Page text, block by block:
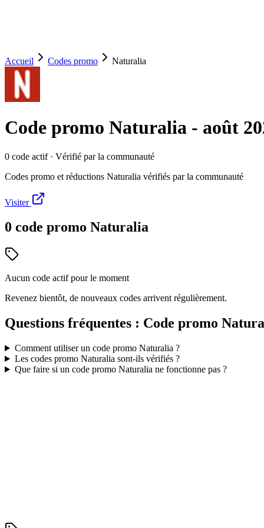
Accueil Codes promo Naturalia
Code promo Naturalia - août
0 code actif· Vérifié par la communauté
Codes promo et réductions Naturalia vérifiés par la communauté
Visiter
0 code promo Naturalia
Aucun code actif pour le moment
Revenez bientôt, de nouveaux codes arrivent régulièrement.
Questions fréquentes : Code promo
Comment utiliser un code promo Naturalia ?
Les codes promo Naturalia sont-ils vérifiés ?
Que faire si un code promo Naturalia ne fonctionne pas ?